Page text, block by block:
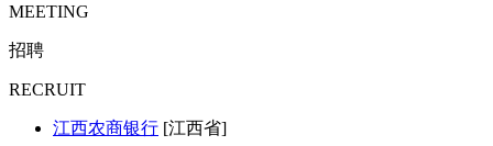
MEETING
招聘
RECRUIT
江西农商银行 [江西省]